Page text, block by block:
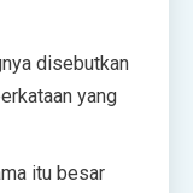
disebutkan
yang
itu besar